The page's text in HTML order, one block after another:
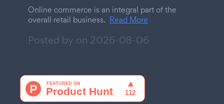
Online commerce is an integral part of the
overall retail business. Read More
Posted by on 2026-08-06